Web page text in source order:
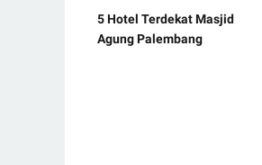
5 Hotel Terdekat Masjid
Agung Palembang